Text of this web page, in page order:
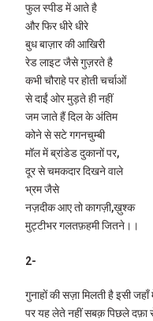
फुल स्पीड में आते है
और फिर धीरे धीरे
बुध बाज़ार की आखिरी
रेड लाइट जैसे गुज़रते है
कभी चौराहे पर होती चर्चाओं
से दाईं ओर मुड़ते ही नहीं
जम जाते हैं दिल के अंतिम
कोने से सटे गगनचुम्बी
मॉल में ब्रांडेड दुकानों पर,
दूर से चमकदार दिखने वाले
भ्रम जैसे
नज़दीक आए तो कागज़ी,ख़ुश्क
मुट्टीभर गलतफ़हमी जितने।।
2-
गुनाहों की सज़ा मिलती है इसी जहाँ
पर यह लेते नहीं सबक़ पिछले दफ़ा